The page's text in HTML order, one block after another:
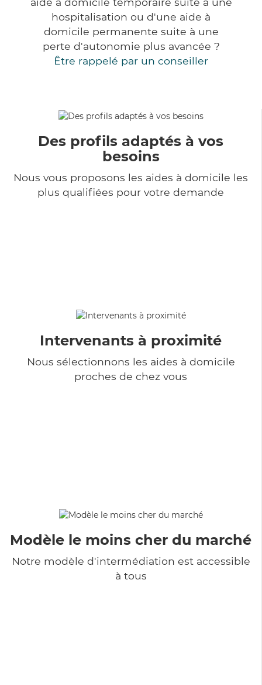
hospitalisation ou d'une aide à
domicile permanente suite à une
perte d'autonomie plus avancée ?
Être rappelé par un conseiller
Des profils adaptés à vos
besoins
Nous vous proposons les aides à domicile les
plus qualifiées pour votre demande
Intervenants à proximité
Nous sélectionnons les aides à domicile
proches de chez vous
Modèle le moins cher du marché
Notre modèle d'intermédiation est accessible
à tous